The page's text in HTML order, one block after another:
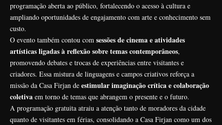
programação aberta ao público, fortalecendo o acesso à cultura e
ampliando oportunidades de engajamento com arte e conhecimento sem
custo.
O evento também contou com sessões de cinema e atividades
artísticas ligadas à reflexão sobre temas contemporâneos,
promovendo debates e trocas de experiências entre visitantes e
criadores. Essa mistura de linguagens e campos criativos reforça a
missão da Casa Firjan de estimular imaginação crítica e colaboração
coletiva em torno de temas que abrangem o presente e o futuro.
A programação gratuita atraiu a atenção tanto de moradores da cidade
quanto de visitantes em férias, consolidando a Casa Firjan como um dos